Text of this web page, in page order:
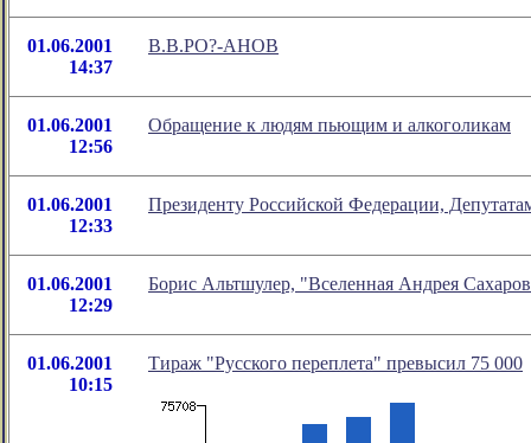
01.06.2001
14:37
В.В.РО?-АНОВ
01.06.2001
12:56
Обращение к людям пьющим и алкоголикам
01.06.2001
12:33
Президенту Российской Федерации,
01.06.2001
12:29
Борис Альтшулер, "Вселенная Андрея
01.06.2001
10:15
Тираж "Русского переплета" превысил 75 000